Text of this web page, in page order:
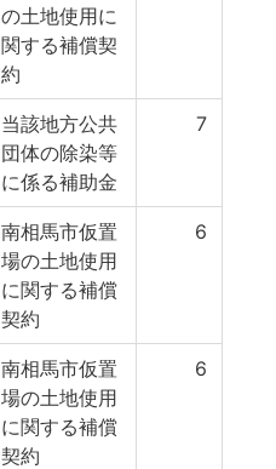
の土地使用に
関する補償契
約
当該地方公共
団体の除染等
に係る補助金
7
南相馬市仮置
場の土地使用
に関する補償
契約
6
南相馬市仮置
場の土地使用
に関する補償
契約
6